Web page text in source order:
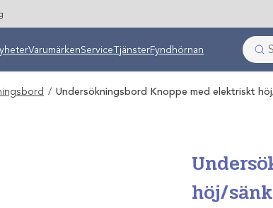
VarumärkenServiceTjänsterFyndhörnan
/ Undersökningsbord Knoppe med elektriskt
höj/sänk